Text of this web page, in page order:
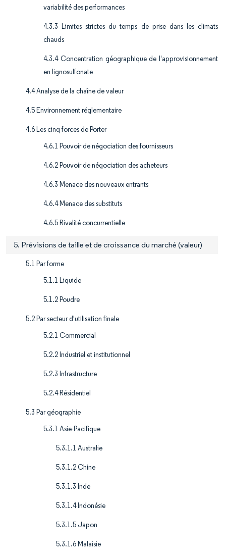
variabilité des performances
4.3.3 Limites strictes du temps de prise dans les climats
chauds
4.3.4 Concentration géographique de l'approvisionnement
en lignosulfonate
4.4 Analyse de la chaîne de valeur
4.5 Environnement réglementaire
4.6 Les cinq forces de Porter
4.6.1 Pouvoir de négociation des fournisseurs
4.6.2 Pouvoir de négociation des acheteurs
4.6.3 Menace des nouveaux entrants
4.6.4 Menace des substituts
4.6.5 Rivalité concurrentielle
5. Prévisions de taille et de croissance du marché (valeur)
5.1 Par forme
5.1.1 Liquide
5.1.2 Poudre
5.2 Par secteur d'utilisation finale
5.2.1 Commercial
5.2.2 Industriel et institutionnel
5.2.3 Infrastructure
5.2.4 Résidentiel
5.3 Par géographie
5.3.1 Asie-Pacifique
5.3.1.1 Australie
5.3.1.2 Chine
5.3.1.3 Inde
5.3.1.4 Indonésie
5.3.1.5 Japon
5.3.1.6 Malaisie